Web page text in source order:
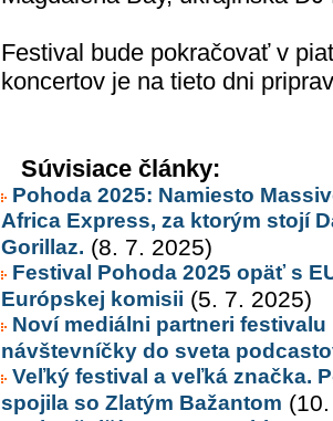
Festival bude pokračovať v
koncertov je na tieto dni
Súvisiace články:
Pohoda 2025: Namiesto
Africa Express, za ktorým stojí
Gorillaz. (8. 7. 2025)
Festival Pohoda 2025 opäť s
Európskej komisii (5. 7. 2025)
Noví mediálni partneri
návštevníčky do sveta
Veľký festival a veľká značka.
spojila so Zlatým Bažantom